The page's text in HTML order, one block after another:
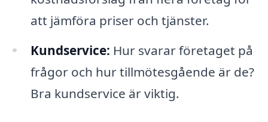
att jämföra priser och tjänster.
Kundservice: Hur svarar företaget på
frågor och hur tillmötesgående är de?
Bra kundservice är viktig.